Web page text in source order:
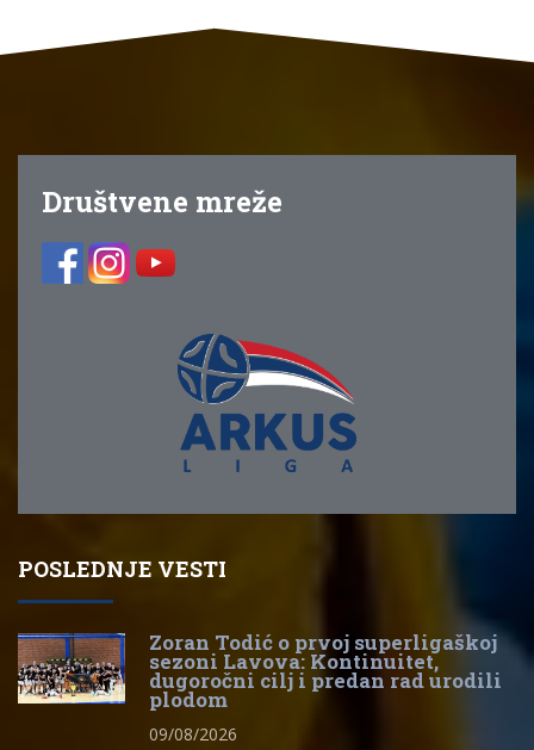
Društvene mreže
POSLEDNJE VESTI
Zoran Todić o prvoj superligaškoj
sezoni Lavova: Kontinuitet,
dugoročni cilj i predan rad urodili
plodom
09/08/2026